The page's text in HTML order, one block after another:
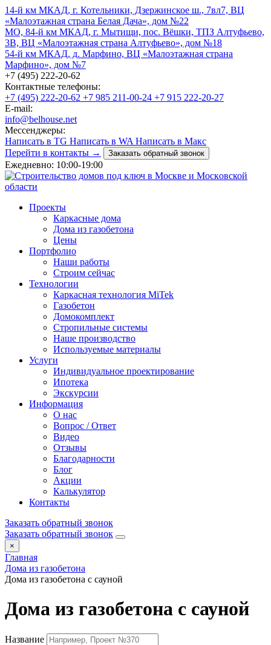
14-й км МКАД, г. Котельники, Дзержинское ш., 7вл7, ВЦ
«Малоэтажная страна Белая Дача», дом №22
МО, 84-й км МКАД, г. Мытищи, пос. Вёшки, ТПЗ Алтуфьево,
3В, ВЦ «Малоэтажная страна Алтуфьево», дом №18
54-й км МКАД, д. Марфино, ВЦ «Малоэтажная страна
Марфино», дом №7
+7 (495) 222-20-62
Контактные телефоны:
+7 (495) 222-20-62 +7 985 211-00-24 +7 915 222-20-27
E-mail:
info@belhouse.net
Мессенджеры:
Написать в TG Написать в WA Написать в Макс
Перейти в контакты →
Заказать обратный звонок
Ежедневно: 10:00-19:00
Проекты
Каркасные дома
Дома из газобетона
Цены
Портфолио
Наши работы
Строим сейчас
Технологии
Каркасная технология MiTek
Газобетон
Домокомплект
Стропильные системы
Наше производство
Используемые материалы
Услуги
Индивидуальное проектирование
Ипотека
Экскурсии
Информация
О нас
Вопрос / Ответ
Видео
Отзывы
Благодарности
Блог
Акции
Калькулятор
Контакты
Заказать обратный звонок
Заказать обратный звонок
×
Главная
Дома из газобетона
Дома из газобетона с сауной
Дома из газобетона с сауной
Название